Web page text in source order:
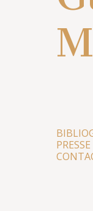
PRESSE